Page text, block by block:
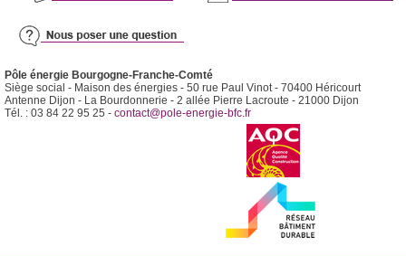
Pôle énergie Bourgogne-Franche-Comté
Siège social - Maison des énergies - 50 rue Paul Vinot - 70400 Héricourt
Antenne Dijon - La Bourdonnerie - 2 allée Pierre Lacroute - 21000 Dijon
Tél. : 03 84 22 95 25 - contact@pole-energie-bfc.fr